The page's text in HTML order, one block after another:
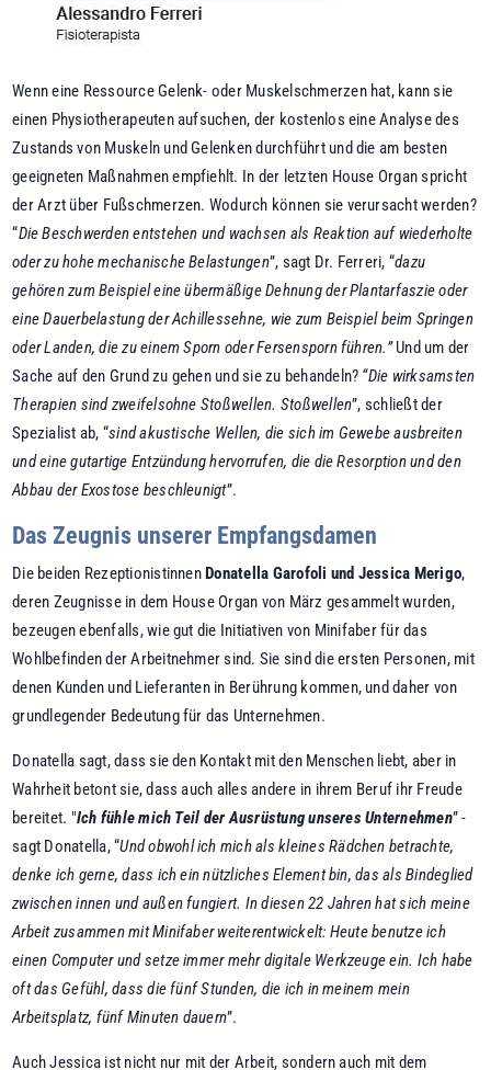
Wenn eine Ressource Gelenk- oder Muskelschmerzen hat, kann sie
einen Physiotherapeuten aufsuchen, der kostenlos eine Analyse des
Zustands von Muskeln und Gelenken durchführt und die am besten
geeigneten Maßnahmen empfiehlt. In der letzten House Organ spricht
der Arzt über Fußschmerzen. Wodurch können sie verursacht werden?
“Die Beschwerden entstehen und wachsen als Reaktion auf wiederholte
oder zu hohe mechanische Belastungen”, sagt Dr. Ferreri, “dazu
gehören zum Beispiel eine übermäßige Dehnung der Plantarfaszie oder
eine Dauerbelastung der Achillessehne, wie zum Beispiel beim Springen
oder Landen, die zu einem Sporn oder Fersensporn führen.”Und um der
Sache auf den Grund zu gehen und sie zu behandeln? “Die wirksamsten
Therapien sind zweifelsohne Stoßwellen. Stoßwellen”, schließt der
Spezialist ab, “sind akustische Wellen, die sich im Gewebe ausbreiten
und eine gutartige Entzündung hervorrufen, die die Resorption und den
Abbau der Exostose beschleunigt”.
Das Zeugnis unserer Empfangsdamen
Die beiden RezeptionistinnenDonatella Garofoli und Jessica Merigo,
deren Zeugnisse in dem House Organ von März gesammelt wurden,
bezeugen ebenfalls, wie gut die Initiativen von Minifaber für das
Wohlbefinden der Arbeitnehmer sind. Sie sind die ersten Personen, mit
denen Kunden und Lieferanten in Berührung kommen, und daher von
grundlegender Bedeutung für das Unternehmen.
Donatella sagt, dass sie den Kontakt mit den Menschen liebt, aber in
Wahrheit betont sie, dass auch alles andere in ihrem Beruf ihr Freude
bereitet. "Ich fühle mich Teil der Ausrüstung unseres Unternehmen” -
sagt Donatella, “Und obwohl ich mich als kleines Rädchen betrachte,
denke ich gerne, dass ich ein nützliches Element bin, das als Bindeglied
zwischen innen und außen fungiert. In diesen 22 Jahren hat sich meine
Arbeit zusammen mit Minifaber weiterentwickelt: Heute benutze ich
einen Computer und setze immer mehr digitale Werkzeuge ein. Ich habe
oft das Gefühl, dass die fünf Stunden, die ich in meinem mein
Arbeitsplatz, fünf Minuten dauern”.
Auch Jessica ist nicht nur mit der Arbeit, sondern auch mit dem